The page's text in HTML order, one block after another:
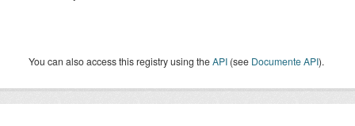
You can also access this registry using theAPI (see Documente API).